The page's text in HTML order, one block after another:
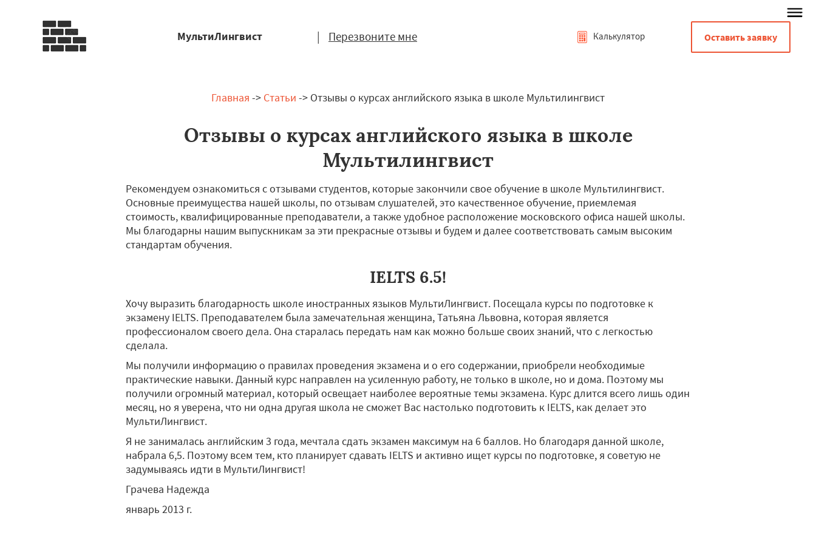
МультиЛингвист | Перезвоните мне Калькулятор Оставить заявку
Главная -> Статьи -> Отзывы о курсах английского языка в школе Мультилингвист
Отзывы о курсах английского языка в школе
Мультилингвист
Рекомендуем ознакомиться с отзывами студентов, которые закончили свое обучение в школе Мультилингвист.
Основные преимущества нашей школы, по отзывам слушателей, это качественное обучение, приемлемая
стоимость, квалифицированные преподаватели, а также удобное расположение московского офиса нашей школы.
Мы благодарны нашим выпускникам за эти прекрасные отзывы и будем и далее соответствовать самым высоким
стандартам обучения.
IELTS 6.5!
Хочу выразить благодарность школе иностранных языков МультиЛингвист. Посещала курсы по подготовке к
экзамену IELTS. Преподавателем была замечательная женщина, Татьяна Львовна, которая является
профессионалом своего дела. Она старалась передать нам как можно больше своих знаний, что с легкостью
сделала.
Мы получили информацию о правилах проведения экзамена и о его содержании, приобрели необходимые
практические навыки. Данный курс направлен на усиленную работу, не только в школе, но и дома. Поэтому мы
получили огромный материал, который освещает наиболее вероятные темы экзамена. Курс длится всего лишь один
месяц, но я уверена, что ни одна другая школа не сможет Вас настолько подготовить к IELTS, как делает это
МультиЛингвист.
Я не занималась английским 3 года, мечтала сдать экзамен максимум на 6 баллов. Но благодаря данной школе,
набрала 6,5. Поэтому всем тем, кто планирует сдавать IELTS и активно ищет курсы по подготовке, я советую не
задумываясь идти в МультиЛингвист!
Грачева Надежда
январь 2013 г.